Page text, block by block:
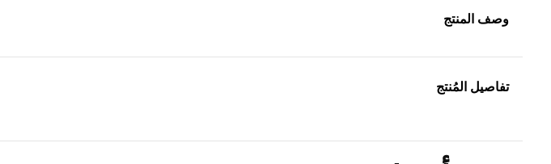
وصف المنتج
تفاصيل المُنتج